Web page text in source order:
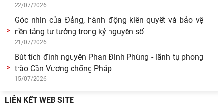
22/07/2026
Góc nhìn của Đảng, hành động kiên quyết và bảo vệ
nền tảng tư tưởng trong kỷ nguyên số
21/07/2026
Bút tích đình nguyên Phan Đình Phùng - lãnh tụ phong
trào Cần Vương chống Pháp
15/07/2026
LIÊN KẾT WEB SITE